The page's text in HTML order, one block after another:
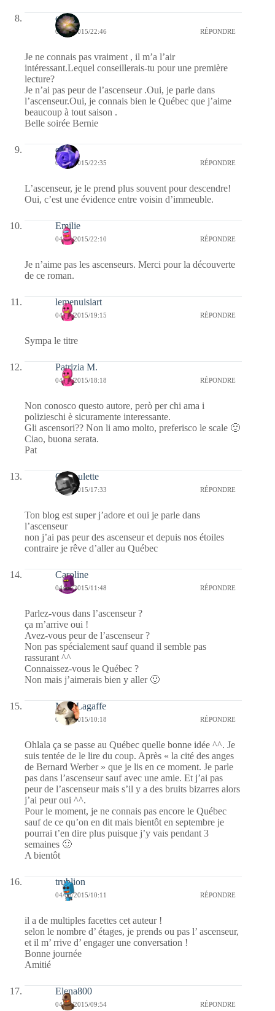
erato
04/08/2015/22:46 RÉPONDRE
Je ne connais pas vraiment , il m’a l’air
intéressant.Lequel conseillerais-tu pour une première
lecture?
Je n’ai pas peur de l’ascenseur .Oui, je parle dans
l’ascenseur.Oui, je connais bien le Québec que j’aime
beaucoup à tout saison .
Belle soirée Bernie
covix
04/08/2015/22:35 RÉPONDRE
L’ascenseur, je le prend plus souvent pour descendre!
Oui, c’est une évidence entre voisin d’immeuble.
Emilie
04/08/2015/22:10 RÉPONDRE
Je n’aime pas les ascenseurs. Merci pour la découverte
de ce roman.
lemenuisiart
04/08/2015/19:15 RÉPONDRE
Sympa le titre
Patrizia M.
04/08/2015/18:18 RÉPONDRE
Non conosco questo autore, però per chi ama i
polizieschi è sicuramente interessante.
Gli ascensori?? Non li amo molto, preferisco le scale 🙂
Ciao, buona serata.
Pat
Griboulette
04/08/2015/17:33 RÉPONDRE
Ton blog est super j’adore et oui je parle dans
l’ascenseur
non j’ai pas peur des ascenseur et depuis nos étoiles
contraire je rêve d’aller au Québec
Caroline
04/08/2015/11:48 RÉPONDRE
Parlez-vous dans l’ascenseur ?
ça m’arrive oui !
Avez-vous peur de l’ascenseur ?
Non pas spécialement sauf quand il semble pas
rassurant ^^
Connaissez-vous le Québec ?
Non mais j’aimerais bien y aller 🙂
Miss Lagaffe
04/08/2015/10:18 RÉPONDRE
Ohlala ça se passe au Québec quelle bonne idée ^^. Je
suis tentée de le lire du coup. Après « la cité des anges
de Bernard Werber » que je lis en ce moment. Je parle
pas dans l’ascenseur sauf avec une amie. Et j’ai pas
peur de l’ascenseur mais s’il y a des bruits bizarres alors
j’ai peur oui ^^.
Pour le moment, je ne connais pas encore le Québec
sauf de ce qu’on en dit mais bientôt en septembre je
pourrai t’en dire plus puisque j’y vais pendant 3
semaines 🙂
A bientôt
trublion
04/08/2015/10:11 RÉPONDRE
il a de multiples facettes cet auteur !
selon le nombre d’ étages, je prends ou pas l’ ascenseur,
et il m’ rrive d’ engager une conversation !
Bonne journée
Amitié
Elena800
04/08/2015/09:54 RÉPONDRE